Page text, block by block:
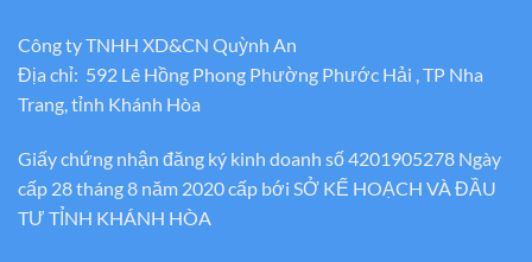
Công ty TNHH XD&CN Quỳnh An
Địa chỉ: 592 Lê Hồng Phong Phường Phước Hải , TP Nha
Trang, tỉnh Khánh Hòa
Giấy chứng nhận đăng ký kinh doanh số 4201905278 Ngày
cấp 28 tháng 8 năm 2020 cấp bới SỞ KẾ HOẠCH VÀ ĐẦU
TƯ TỈNH KHÁNH HÒA